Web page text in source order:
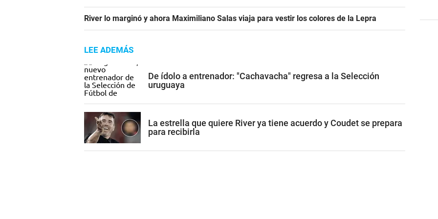
River lo marginó y ahora Maximiliano Salas viaja para vestir los colores de la Lepra
LEE ADEMÁS
De ídolo a entrenador: "Cachavacha" regresa a la Selección
uruguaya
La estrella que quiere River ya tiene acuerdo y Coudet se prepara
para recibirla